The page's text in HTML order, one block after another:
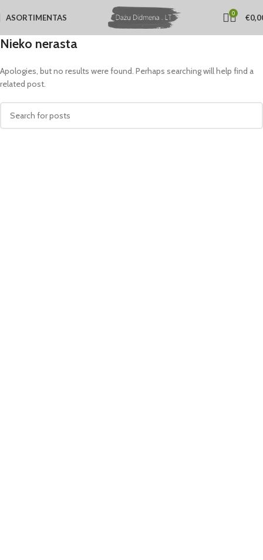
ASORTIMENTAS 0 €
Nieko nerasta
Apologies, but no results were found. Perhaps searching will help find a
related post.